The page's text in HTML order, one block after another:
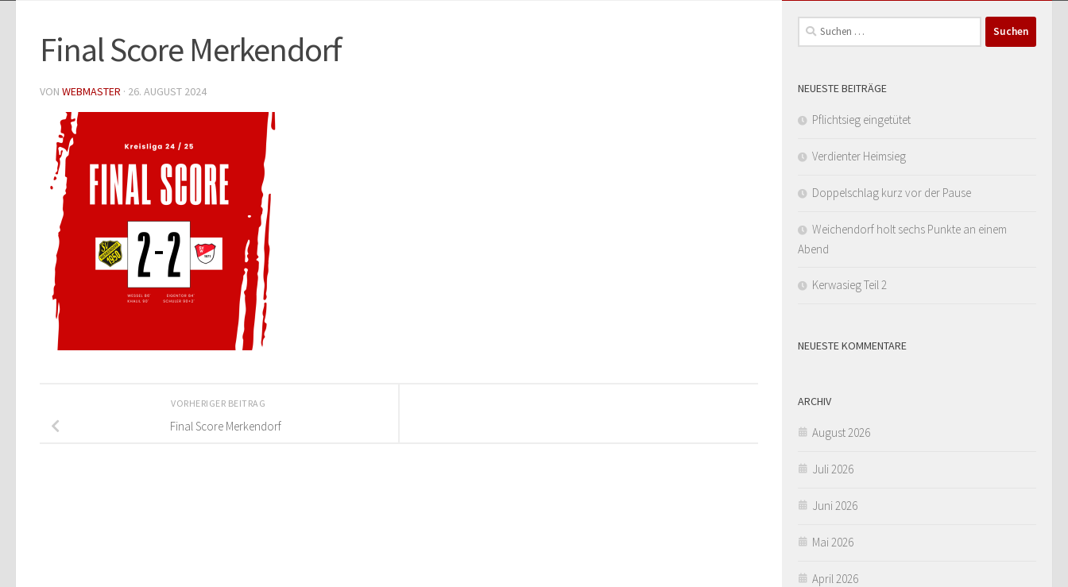
Final Score Merkendorf
VON WEBMASTER · 26. AUGUST 2024
VORHERIGER BEITRAG
Final Score Merkendorf
Suchen
nach:
NEUESTE BEITRÄGE
Pflichtsieg eingetütet
Verdienter Heimsieg
Doppelschlag kurz vor der Pause
Weichendorf holt sechs Punkte an einem
Abend
Kerwasieg Teil 2
NEUESTE KOMMENTARE
ARCHIV
August 2026
Juli 2026
Juni 2026
Mai 2026
April 2026